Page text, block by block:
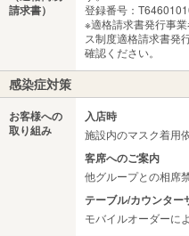
請求書）
登録番号：
※適格請求書発行事
ス制度適格請求書発
確認ください。
感染症対策
お客様への
取り組み
入店時
施設内のマスク着用
客席へのご案内
他グループとの相席
テーブル/カウンター
モバイルオーダーに